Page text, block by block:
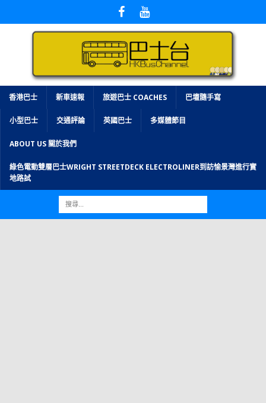
香港巴士 新車速報 旅遊巴士 COACHES 巴壇隨手寫
小型巴士 交通評論 英國巴士 多媒體節目
ABOUT US 關於我們
綠色電動雙層巴士WRIGHT STREETDECK ELECTROLINER到訪愉景灣進行實
地路試